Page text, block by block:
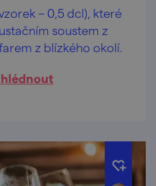
– 0,5 dcl), které
soustem z
z blízkého okolí.